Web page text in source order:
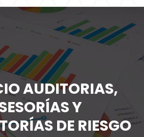
AUDITORIAS,
Y
DE RIESGO